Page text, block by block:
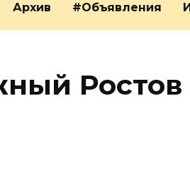
Архив #Объявления
Ростов